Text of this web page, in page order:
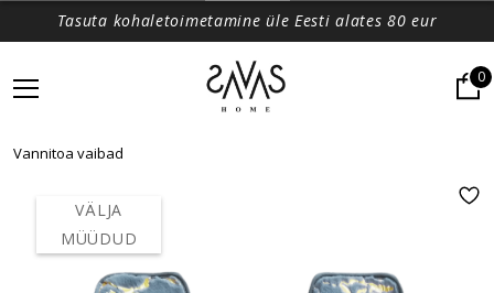
Tasuta kohaletoimetamine üle Eesti alates 80 eur
0
Vannitoa vaibad
VÄLJA
MÜÜDUD